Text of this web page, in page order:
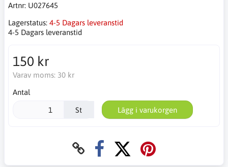
Artnr: U027645
Lagerstatus: 4-5 Dagars leveranstid
4-5 Dagars leveranstid
150 kr
Varav moms: 30 kr
Antal
St Lägg i varukorgen